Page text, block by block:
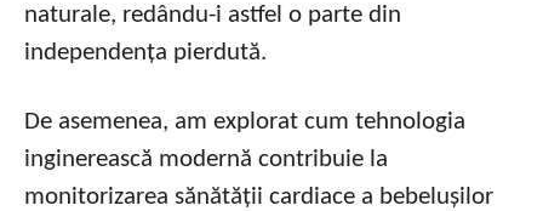
naturale, redându-i astfel o parte din
independența pierdută.
De asemenea, am explorat cum tehnologia
inginerească modernă contribuie la
monitorizarea sănătății cardiace a bebelușilor